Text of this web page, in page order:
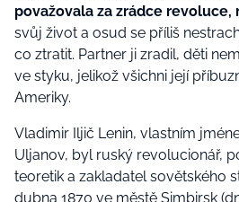
považovala za zrádce revoluce,
svůj život a osud se příliš
co ztratit. Partner ji zradil, děti
ve styku, jelikož všichni její
Ameriky.
Vladimir Iljič Lenin, vlastním
Uljanov, byl ruský revolucionář,
teoretik a zakladatel sovětského
dubna 1870 ve městě Simbirsk